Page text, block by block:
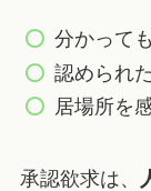
分かって
認められ
居場所を
承認欲求は、